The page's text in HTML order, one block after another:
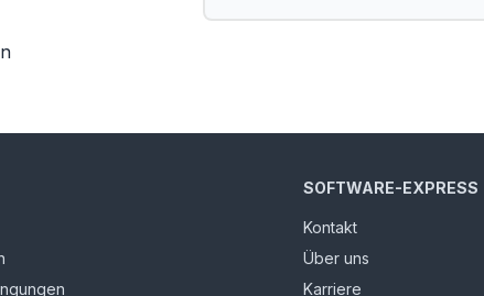
SOFTWARE-EXPRESS
Kontakt
Über uns
Karriere